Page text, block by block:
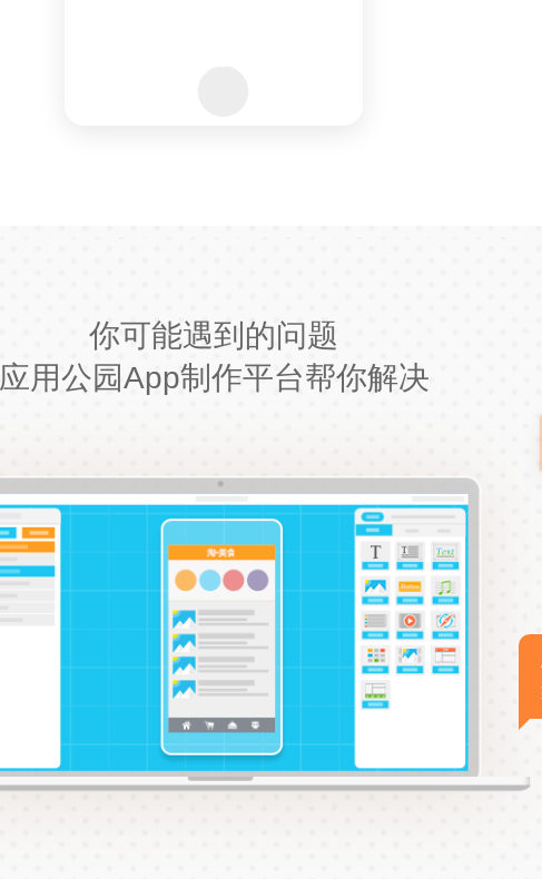
你可能遇到的问题
应用公园App制作平台帮你解决